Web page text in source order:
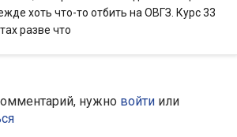
хоть что-то отбить на ОВГЗ. Курс 33
разве что
нужно войти или